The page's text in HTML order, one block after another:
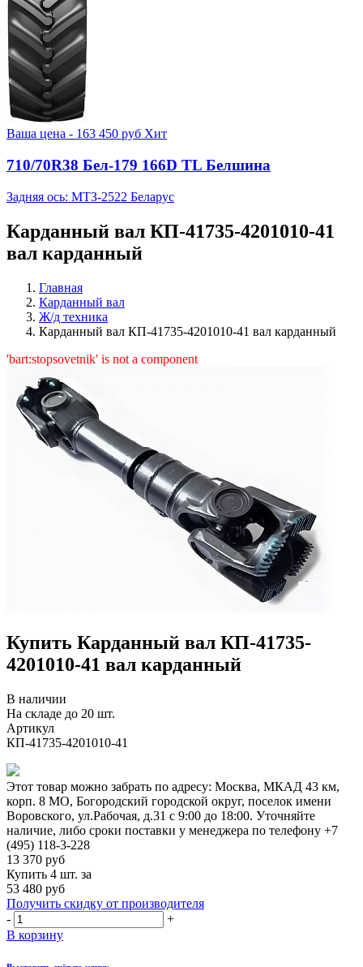
Ваша цена - 163 450 руб Хит
710/70R38 Бел-179 166D TL Белшина
Задняя ось: МТЗ-2522 Беларус
Карданный вал КП-41735-4201010-41
вал карданный
Главная
Карданный вал
Ж/д техника
Карданный вал КП-41735-4201010-41 вал карданный
'bart:stopsovetnik' is not a component
Купить Карданный вал КП-41735-
4201010-41 вал карданный
В наличии
На складе до 20 шт.
Артикул
КП-41735-4201010-41
Этот товар можно забрать по адресу: Москва, МКАД 43 км,
корп. 8 МО, Богородский городской округ, поселок имени
Воровского, ул.Рабочая, д.31 с 9:00 до 18:00. Уточняйте
наличие, либо сроки поставки у менеджера по телефону +7
(495) 118-3-228
13 370 руб
Купить 4 шт. за
53 480 руб
Получить скидку от производителя
-
+
В корзину